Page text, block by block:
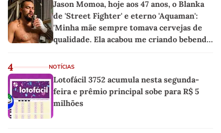
Jason Momoa, hoje aos 47 anos, o Blanka
de 'Street Fighter' e eterno 'Aquaman':
'Minha mãe sempre tomava cervejas de
qualidade. Ela acabou me criando bebendo
4 NOTÍCIAS
Lotofácil 3752 acumula nesta segunda-
feira e prêmio principal sobe para R$ 5
milhões